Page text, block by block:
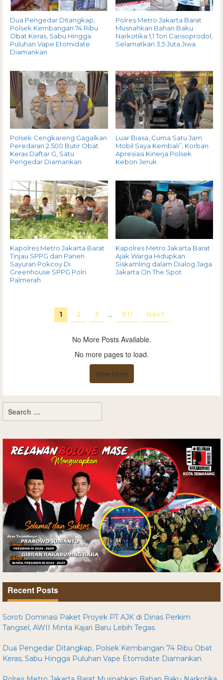
Dua Pengedar Ditangkap,
Polsek Kembangan 74 Ribu
Obat Keras, Sabu Hingga
Puluhan Vape Etomidate
Diamankan
Polres Metro Jakarta Barat
Musnahkan Bahan Baku
Narkotika 1,1 Ton Carisoprodol,
Selamatkan 3,5 Juta Jiwa
Polsek Cengkareng Gagalkan
Peredaran 2.500 Butir Obat
Keras Daftar G, Satu
Pengedar Diamankan
Luar Biasa, Cuma Satu Jam
Mobil Saya Kembali”, Korban
Apresiasi Kinerja Polsek
Kebon Jeruk
Kapolres Metro Jakarta Barat
Tinjau SPPG dan Panen
Sayuran Pokcoy Di
Greenhouse SPPG Polri
Palmerah
Kapolres Metro Jakarta Barat
Ajak Warga Hidupkan
Siskamling dalam Dialog Jaga
Jakarta On The Spot
1 2 3 … 811 Next
No More Posts Available.
No more pages to load.
View More
Recent Posts
Soroti Dominasi Paket Proyek PT AJK di Dinas Perkim
Tangsel, AWII Minta Kajari Baru Lebih Tegas
Dua Pengedar Ditangkap, Polsek Kembangan 74 Ribu Obat
Keras, Sabu Hingga Puluhan Vape Etomidate Diamankan